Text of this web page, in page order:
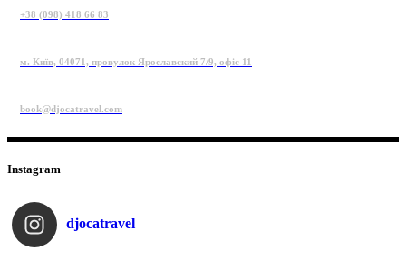
+38 (098) 418 66 83
м. Київ, 04071, провулок Ярославский 7/9, офіс 11
book@djocatravel.com
Instagram
djocatravel